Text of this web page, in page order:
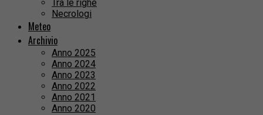
Tra le righe
Necrologi
Meteo
Archivio
Anno 2025
Anno 2024
Anno 2023
Anno 2022
Anno 2021
Anno 2020